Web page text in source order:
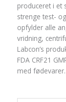
produceret i et
strenge test-
opfylder alle
vridning,
Labcon’s
FDA CRF21
med fødevarer.